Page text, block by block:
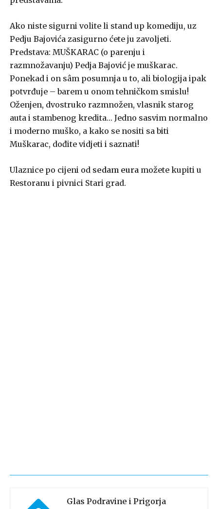
Ako niste sigurni volite li stand up komediju, uz
Pedju Bajovića zasigurno ćete ju zavoljeti.
Predstava: MUŠKARAC (o parenju i
razmnožavanju) Pedja Bajović je muškarac.
Ponekad i on sâm posumnja u to, ali biologija ipak
potvrđuje – barem u onom tehničkom smislu!
Oženjen, dvostruko razmnožen, vlasnik starog
auta i stambenog kredita… Jedno sasvim normalno
i moderno muško, a kako se nositi sa biti
Muškarac, dođite vidjeti i saznati!
Ulaznice po cijeni od sedam eura možete kupiti u
Restoranu i pivnici Stari grad.
Glas Podravine i Prigorja